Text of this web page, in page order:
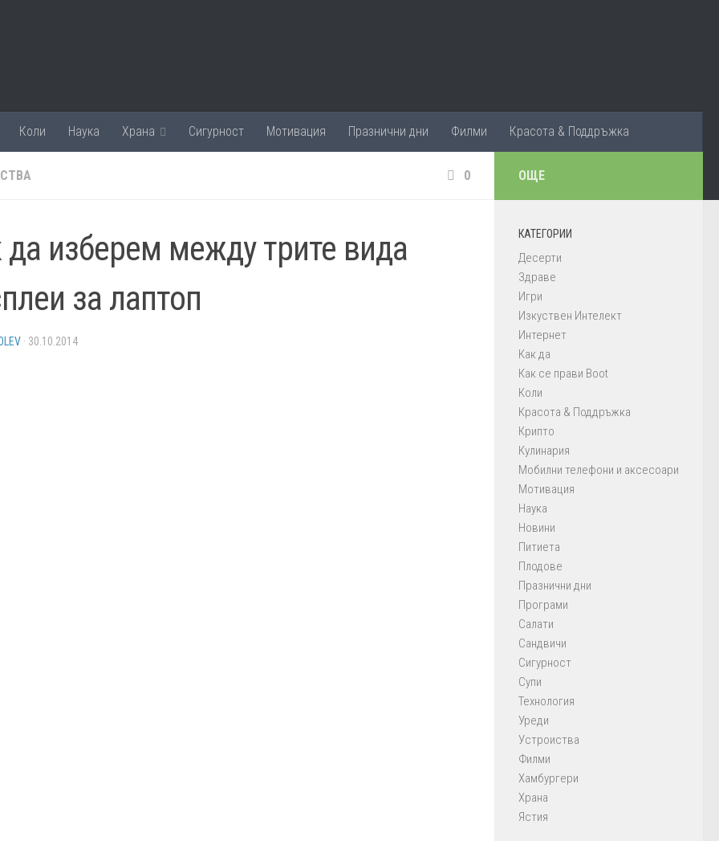
Коли Наука Храна Сигурност Мотивация Празнични дни Филми Красота & Поддръжка
0
да изберем между трите вида
за лаптоп
· 30.10.2014
ОЩЕ
КАТЕГОРИИ
Десерти
Здраве
Игри
Изкуствен Интелект
Интернет
Как да
Как се прави Boot
Коли
Красота & Поддръжка
Крипто
Кулинария
Мобилни телефони и аксесоари
Мотивация
Наука
Новини
Питиета
Плодове
Празнични дни
Програми
Салати
Сандвичи
Сигурност
Супи
Технология
Уреди
Устроиства
Филми
Хамбургери
Храна
Ястия